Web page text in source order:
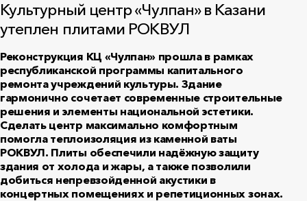
Культурный центр «Чулпан» в Казани
утеплен плитами РОКВУЛ
Реконструкция КЦ «Чулпан» прошла в рамках
республиканской программы капитального
ремонта учреждений культуры. Здание
гармонично сочетает современные строительные
решения и элементы национальной эстетики.
Сделать центр максимально комфортным
помогла теплоизоляция из каменной ваты
РОКВУЛ. Плиты обеспечили надёжную защиту
здания от холода и жары, а также позволили
добиться непревзойденной акустики в
концертных помещениях и репетиционных зонах.